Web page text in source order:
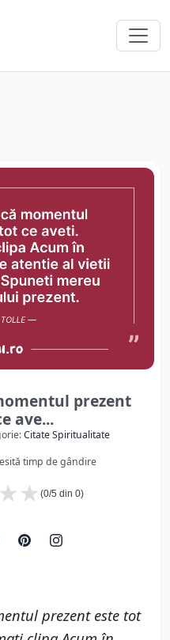
prezent
ave...
Citate Spiritualitate
timp de gândire
★
★ (0/5 din 0)
prezent este tot